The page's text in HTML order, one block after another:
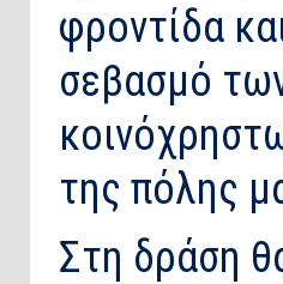
φροντίδα
σεβασμό
της πόλης
Στη δράση